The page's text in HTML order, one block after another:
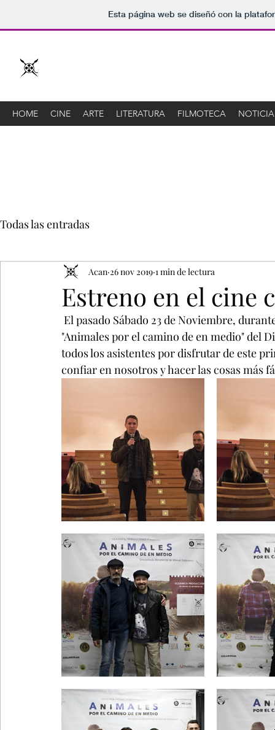
Esta página web se diseñó con la
HOME CINE ARTE LITERATURA FILMOTECA
Todas las entradas
Estreno en el cine
Acan 26 nov 2019 1 min de lectura
"Animales por el camino de en medio" del
todos los asistentes por disfrutar de este
confiar en nosotros y hacer las cosas más